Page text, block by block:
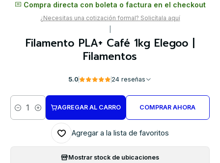
Compra directa con boleta o factura en el checkout
¿Necesitas una cotización formal? Solicítala aquí
Filamento PLA+ Café 1kg Elegoo |
Filamentos
5.0 24 reseñas
Cantidad
AGREGAR AL CARRO COMPRAR AHORA
Agregar a la lista de favoritos
Mostrar stock de ubicaciones